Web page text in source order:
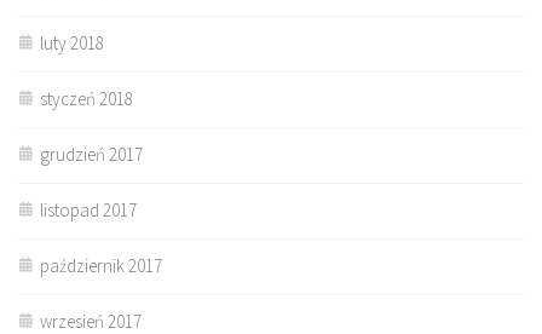
luty 2018
styczeń 2018
grudzień 2017
listopad 2017
październik 2017
wrzesień 2017